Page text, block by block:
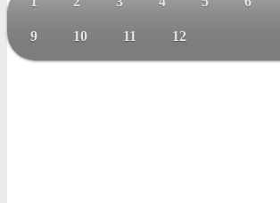
9 10 11 12